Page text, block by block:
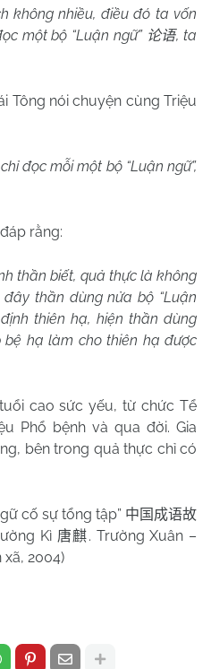
không nhiều, điều đó ta vốn
một bộ “Luận ngữ” 论语, ta
Tông nói chuyện cùng Triệu
đọc mỗi một bộ “Luận ngữ”,
rằng:
thần biết, quả thực là không
đây thần dùng nửa bộ “Luận
thiên hạ, hiện thần dùng
bệ hạ làm cho thiên hạ được
cao sức yếu, từ chức Tể
Phổ bệnh và qua đời. Gia
bên trong quả thực chỉ có
cố sự tổng tập” 中国成语故
Kì 唐麒. Trường Xuân –
2004)